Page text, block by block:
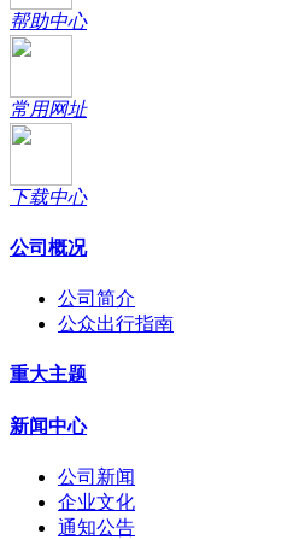
帮助中心
常用网址
下载中心
公司概况
公司简介
公众出行指南
重大主题
新闻中心
公司新闻
企业文化
通知公告